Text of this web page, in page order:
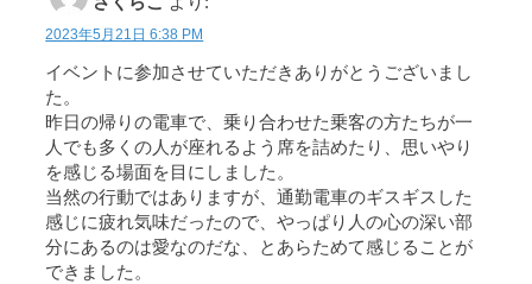
2023年5月21日 6:38 PM
イベントに参加させていただきありがとうございまし
た。
昨日の帰りの電車で、乗り合わせた乗客の方たちが一
人でも多くの人が座れるよう席を詰めたり、思いやり
を感じる場面を目にしました。
当然の行動ではありますが、通勤電車のギスギスした
感じに疲れ気味だったので、やっぱり人の心の深い部
分にあるのは愛なのだな、とあらためて感じることが
できました。